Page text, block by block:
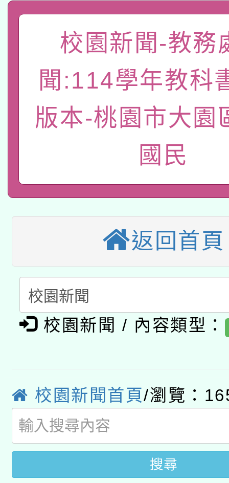
礎課程
A3數位素養講師名單
「數位內容與教學軟
pilot」
薪期間赴陸應申請許可
轉知經濟部水利署委託
業技術研究院辦理「
用水績優單位及節水達
115年8月22日(星期六
桃園市孔廟祈福系列
開 智慧啟航」
本校115學年度第2次
招甄選結果公告(無人
招)
適應運動共學行動站研
本館辦理115年度閱讀
暨閱讀推動專業研習
科技賦能─人工智慧
礎課程
A3數位素養講師名單
「數位內容與教學軟體
pilot」
有關大陸委員會函釋公
轉知經濟部水利署委託
用水績優單位及節水達
動」
桃園市孔廟祈福系列
開 智慧啟航」
2026年桃園地景藝術
校園新聞-教務
聞:114學年教科
版本-桃園市大園
國民
返回首頁
校園新聞 / 內容類型：
校園新聞首頁/瀏覽：
搜尋